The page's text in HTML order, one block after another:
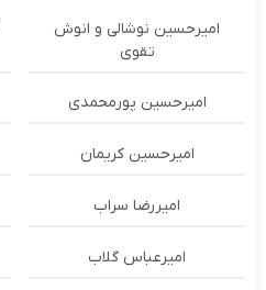
امیرحسین نوشالی و انوش
تقوی
امیرحسین پورمحمدی
امیرحسین کریمان
امیررضا سراب
امیرعباس گلاب